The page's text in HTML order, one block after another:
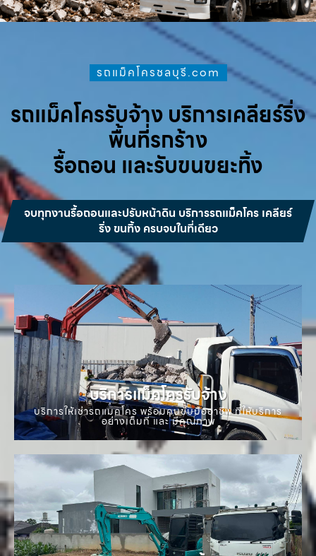
รถแม็คโครชลบุรี.com
รถแม็คโครรับจ้าง บริการเคลียร์ริ่ง
พื้นที่รกร้าง
รื้อถอน และรับขนขยะทิ้ง
จบทุกงานรื้อถอนและปรับหน้าดิน บริการรถแม็คโคร เคลียร์
ริ่ง ขนทิ้ง ครบจบในที่เดียว
บริการแม็คโครรับจ้าง
บริการให้เช่ารถแมคโคร พร้อมคนขับมืออาชีพ ที่ให้บริการ
อย่างเต็มที่ และ มีคุณภาพ